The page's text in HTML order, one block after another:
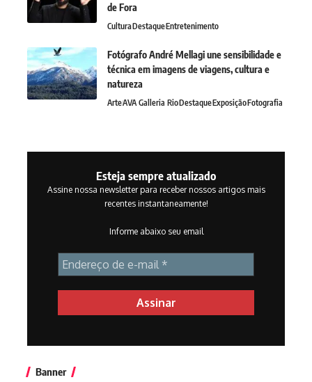
de Fora
CulturaDestaqueEntretenimento
Fotógrafo André Mellagi une sensibilidade e
técnica em imagens de viagens, cultura e
natureza
ArteAVA Galleria RioDestaqueExposiçãoFotografia
Esteja sempre atualizado
Assine nossa newsletter para receber nossos artigos mais
recentes instantaneamente!
Informe abaixo seu email
Banner